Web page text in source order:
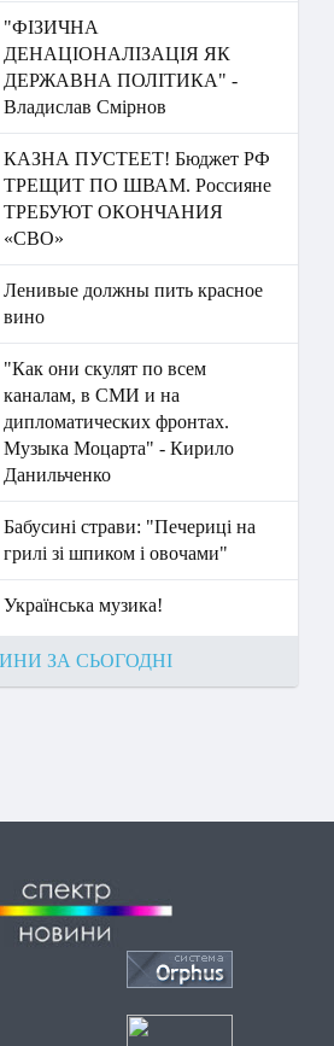
"ФІЗИЧНА
ДЕНАЦІОНАЛІЗАЦІЯ ЯК
ДЕРЖАВНА ПОЛІТИКА" -
Владислав Смірнов
КАЗНА ПУСТЕЕТ! Бюджет РФ
ТРЕЩИТ ПО ШВАМ. Россияне
ТРЕБУЮТ ОКОНЧАНИЯ
«СВО»
Ленивые должны пить красное
вино
"Как они скулят по всем
каналам, в СМИ и на
дипломатических фронтах.
Музыка Моцарта" - Кирило
Данильченко
Бабусині страви: "Печериці на
грилі зі шпиком і овочами"
Українська музика!
ЗА СЬОГОДНІ